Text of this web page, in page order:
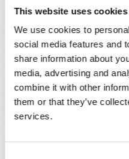
This website uses cookies
We use cookies to
social media features and
share information about
media, advertising and
combine it with other
them or that they’ve
services.